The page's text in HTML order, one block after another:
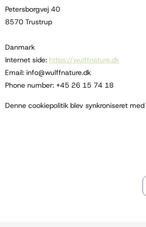
Petersborgvej 40
8570 Trustrup
Danmark
Internet side: https://wulffnature.dk
Email: info@wulffnature.dk
Phone number: +45 26 15 74 18
Denne cookiepolitik blev synkroniseret med